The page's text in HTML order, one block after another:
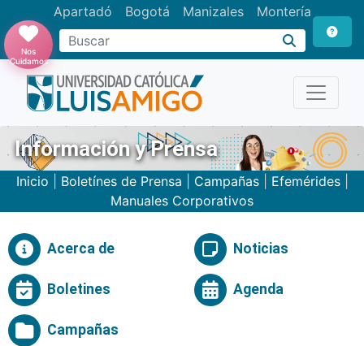
Apartadó Bogotá Manizales Montería
Buscar
Nos
Cuidamos
Información y Prensa
Inicio Boletínes de Prensa Campañas Efemérides
Manuales Corporativos
Acerca de Noticias
Boletines Agenda
Campañas